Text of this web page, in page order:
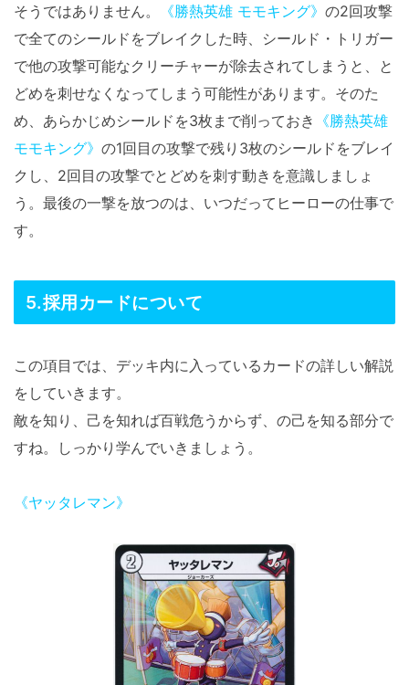
そうではありません。
《勝熱英雄 モモキング》 の2回攻撃
で全てのシールドをブレイクした時、シールド・トリガー
で他の攻撃可能なクリーチャーが除去されてしまうと、と
どめを刺せなくなってしまう可能性があります。そのた
め、あらかじめシールドを3枚まで削っておき 《勝熱英雄
モモキング》 の1回目の攻撃で残り3枚のシールドをブレイ
クし、2回目の攻撃でとどめを刺す動きを意識しましょ
う。最後の一撃を放つのは、いつだってヒーローの仕事で
す。
5.採用カードについて
この項目では、デッキ内に入っているカードの詳しい解説
をしていきます。
敵を知り、己を知れば百戦危うからず、の己を知る部分で
すね。しっかり学んでいきましょう。
《ヤッタレマン》